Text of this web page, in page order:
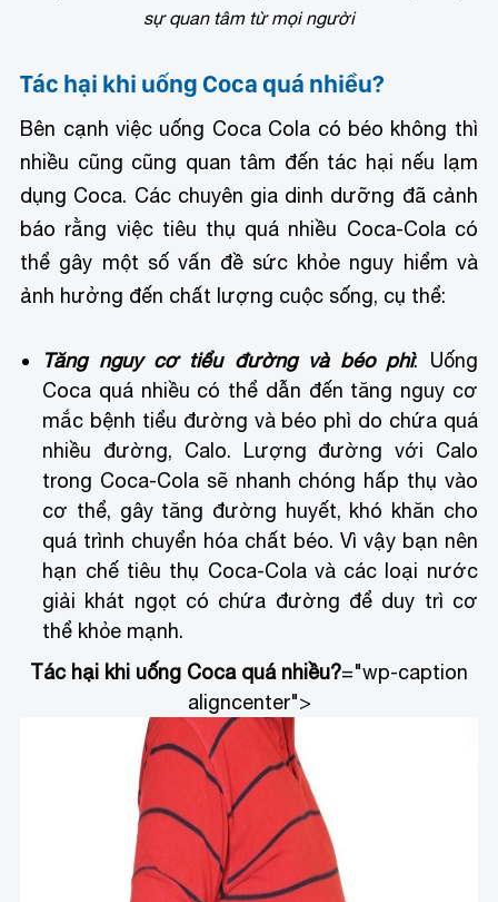
sự quan tâm từ mọi người
Tác hại khi uống Coca quá nhiều?
Bên cạnh việc uống Coca Cola có béo không thì
nhiều cũng cũng quan tâm đến tác hại nếu lạm
dụng Coca. Các chuyên gia dinh dưỡng đã cảnh
báo rằng việc tiêu thụ quá nhiều Coca-Cola có
thể gây một số vấn đề sức khỏe nguy hiểm và
ảnh hưởng đến chất lượng cuộc sống, cụ thể:
Tăng nguy cơ tiểu đường và béo phì: Uống
Coca quá nhiều có thể dẫn đến tăng nguy cơ
mắc bệnh tiểu đường và béo phì do chứa quá
nhiều đường, Calo. Lượng đường với Calo
trong Coca-Cola sẽ nhanh chóng hấp thụ vào
cơ thể, gây tăng đường huyết, khó khăn cho
quá trình chuyển hóa chất béo. Vì vậy bạn nên
hạn chế tiêu thụ Coca-Cola và các loại nước
giải khát ngọt có chứa đường để duy trì cơ
thể khỏe mạnh.
Tác hại khi uống Coca quá nhiều?="wp-caption
aligncenter">